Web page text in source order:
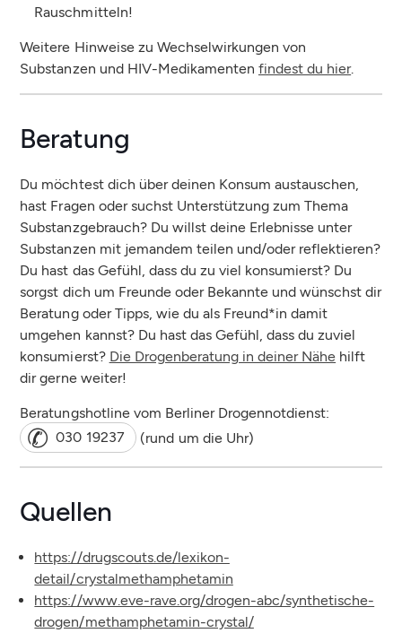
Rauschmitteln!
Weitere Hinweise zu Wechselwirkungen von
Substanzen und HIV-Medikamenten findest du hier.
Beratung
Du möchtest dich über deinen Konsum austauschen,
hast Fragen oder suchst Unterstützung zum Thema
Substanzgebrauch? Du willst deine Erlebnisse unter
Substanzen mit jemandem teilen und/oder reflektieren?
Du hast das Gefühl, dass du zu viel konsumierst? Du
sorgst dich um Freunde oder Bekannte und wünschst dir
Beratung oder Tipps, wie du als Freund*in damit
umgehen kannst? Du hast das Gefühl, dass du zuviel
konsumierst? Die Drogenberatung in deiner Nähe hilft
dir gerne weiter!
Beratungshotline vom Berliner Drogennotdienst:
030 19237
(rund um die Uhr)
Quellen
https://drugscouts.de/lexikon-
detail/crystalmethamphetamin
https://www.eve-rave.org/drogen-abc/synthetische-
drogen/methamphetamin-crystal/